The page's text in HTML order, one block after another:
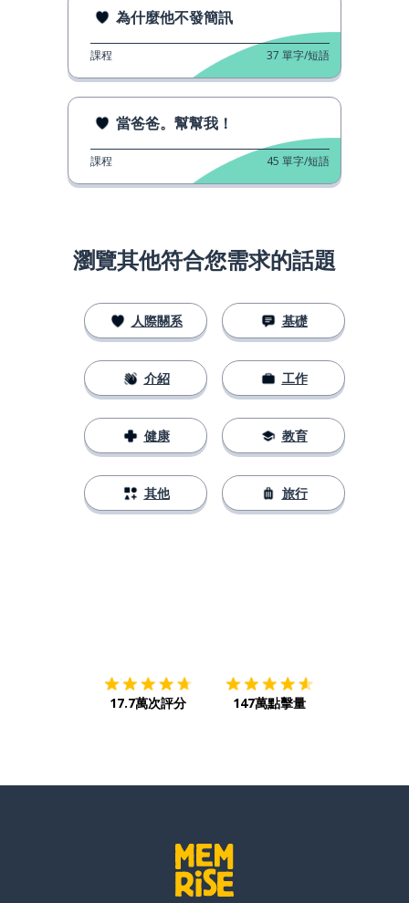
為什麼他不發簡訊
課程 37 單字/短語
當爸爸。幫幫我！
課程 45 單字/短語
瀏覽其他符合您需求的話題
人際關系
介紹
健康
其他
基礎
工作
教育
旅行
17.7萬次評分 147萬點擊量